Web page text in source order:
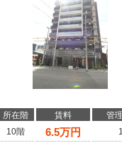
所在階 賃料
管
10階
6.5万円